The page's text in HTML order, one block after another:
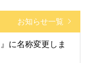
お知らせ一覧
に名称変更しま